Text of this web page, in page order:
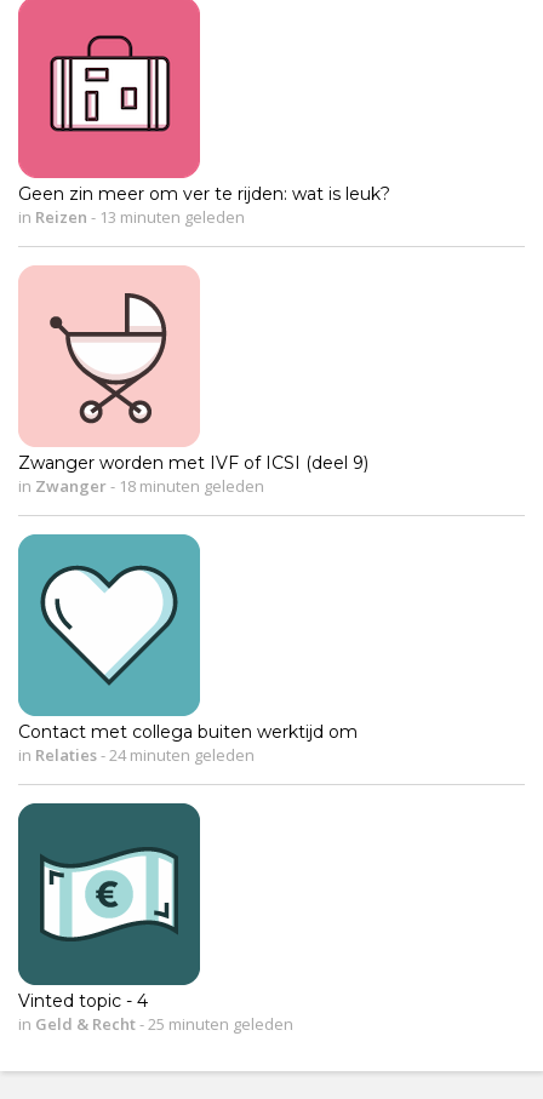
Geen zin meer om ver te rijden: wat is leuk?
in Reizen - 13 minuten geleden
Zwanger worden met IVF of ICSI (deel 9)
in Zwanger- 18 minuten geleden
Contact met collega buiten werktijd om
in Relaties-24 minuten geleden
Vinted topic - 4
in Geld & Recht-25 minuten geleden